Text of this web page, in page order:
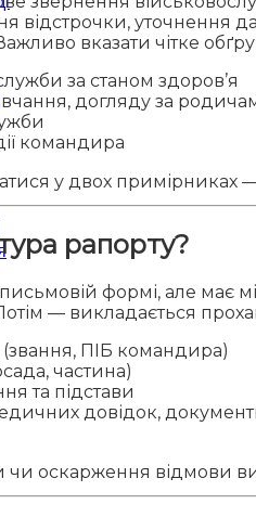
відстрочки, уточнення
вказати чітке
за станом здоров’я
догляду за
командира
у двох примірниках
рапорту?
письмовій формі, але
— викладається
ПІБ командира)
частина)
та підстави
довідок,
чи оскарження відмови